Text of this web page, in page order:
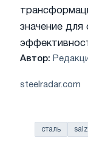
значение для
Автор:
steelradar.com
сталь